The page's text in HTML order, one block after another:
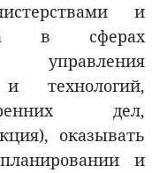
и
в сферах
технологий,
дел,
оказывать
и